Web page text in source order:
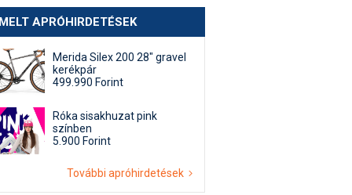
APRÓHIRDETÉSEK
Merida Silex 200 28" gravel
kerékpár
499.990 Forint
Róka sisakhuzat pink
színben
5.900 Forint
További apróhirdetések